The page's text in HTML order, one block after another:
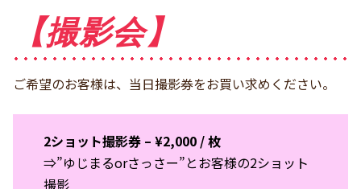
【撮影会】
ご希望のお客様は、当日撮影券をお買い求めください。
2ショット撮影券 – ¥2,000 / 枚
⇒”ゆじまるorさっさー”とお客様の2ショット
撮影